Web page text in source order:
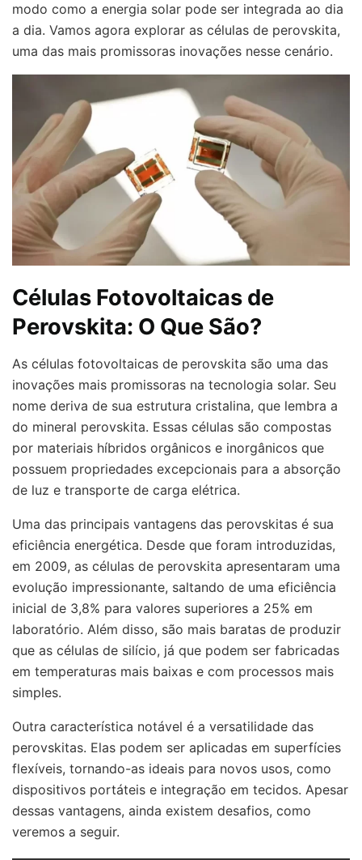
modo como a energia solar pode ser integrada ao dia
a dia. Vamos agora explorar as células de perovskita,
uma das mais promissoras inovações nesse cenário.
Células Fotovoltaicas de
Perovskita: O Que São?
As células fotovoltaicas de perovskita são uma das
inovações mais promissoras na tecnologia solar. Seu
nome deriva de sua estrutura cristalina, que lembra a
do mineral perovskita. Essas células são compostas
por materiais híbridos orgânicos e inorgânicos que
possuem propriedades excepcionais para a absorção
de luz e transporte de carga elétrica.
Uma das principais vantagens das perovskitas é sua
eficiência energética. Desde que foram introduzidas,
em 2009, as células de perovskita apresentaram uma
evolução impressionante, saltando de uma eficiência
inicial de 3,8% para valores superiores a 25% em
laboratório. Além disso, são mais baratas de produzir
que as células de silício, já que podem ser fabricadas
em temperaturas mais baixas e com processos mais
simples.
Outra característica notável é a versatilidade das
perovskitas. Elas podem ser aplicadas em superfícies
flexíveis, tornando-as ideais para novos usos, como
dispositivos portáteis e integração em tecidos. Apesar
dessas vantagens, ainda existem desafios, como
veremos a seguir.